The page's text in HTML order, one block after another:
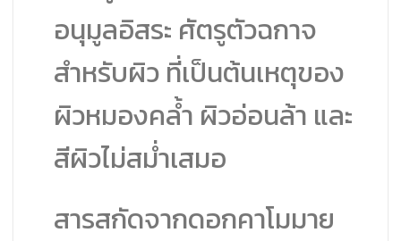
อนุมูลอิสระ ศัตรูตัวฉกาจ
สำหรับผิว ที่เป็นต้นเหตุของ
ผิวหมองคล้ำ ผิวอ่อนล้า และ
สีผิวไม่สม่ำเสมอ
สารสกัดจากดอกคาโมมาย